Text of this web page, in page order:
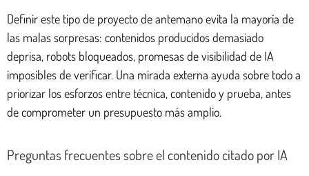
Definir este tipo de proyecto de antemano evita la mayoría de
las malas sorpresas: contenidos producidos demasiado
deprisa, robots bloqueados, promesas de visibilidad de IA
imposibles de verificar. Una mirada externa ayuda sobre todo a
priorizar los esforzos entre técnica, contenido y prueba, antes
de comprometer un presupuesto más amplio.
Preguntas frecuentes sobre el contenido citado por IA